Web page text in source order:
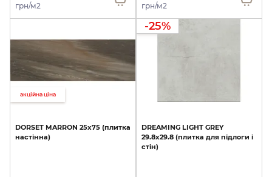
грн/м2 грн/м2
акційна ціна
DORSET MARRON 25х75 (плитка
настінна)
-25%
DREAMING LIGHT GREY
29.8х29.8 (плитка для підлоги і
стін)